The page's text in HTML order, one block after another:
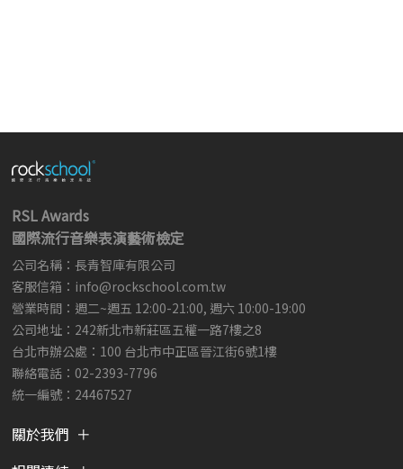
RSL Awards
國際流行音樂表演藝術檢定
公司名稱：長青智庫有限公司
客服信箱： info@rockschool.com.tw ​
營業時間：週二~週五 12:00-21:00, 週六 10:00-19:00
公司地址：242新北市新莊區五權一路7樓之8
台北市辦公處：100 台北市中正區晉江街6號1樓
聯絡電話：02-2393-7796
統一編號：24467527
關於我們